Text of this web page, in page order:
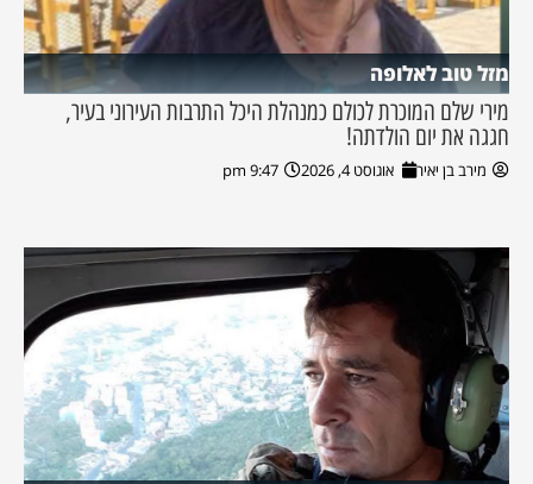
מזל טוב לאלופה
מירי שלם המוכרת לכולם כמנהלת היכל התרבות העירוני בעיר,
חגגה את יום הולדתה!
מירב בן יאיר אוגוסט 4, 2026 9:47 pm